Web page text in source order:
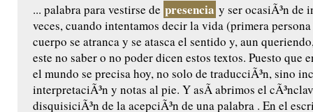
... palabra para vestirse de presencia y ser ocasiÃ³n de
veces, cuando intentamos decir la vida (primera
cuerpo se atranca y se atasca el sentido y, aun
este no saber o no poder dicen estos textos. Puesto que
el mundo se precisa hoy, no solo de traducciÃ³n, sino
interpretaciÃ³n y notas al pie. Y asÃ­ abrimos el
disquisiciÃ³n de la acepciÃ³n de una palabra . En el